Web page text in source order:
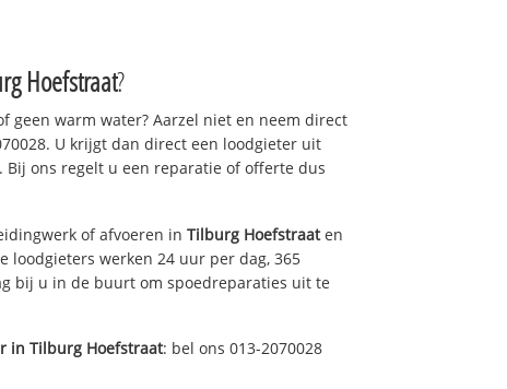
Hoefstraat?
geen warm water? Aarzel niet en neem direct
U krijgt dan direct een loodgieter uit
ons regelt u een reparatie of offerte dus
of afvoeren in Tilburg Hoefstraaten
loodgieters werken 24 uur per dag, 365
bij u in de buurt om spoedreparaties uit te
in Tilburg Hoefstraat: bel ons 013-2070028